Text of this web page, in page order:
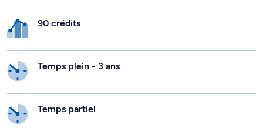
90 crédits
Temps plein - 3 ans
Temps partiel